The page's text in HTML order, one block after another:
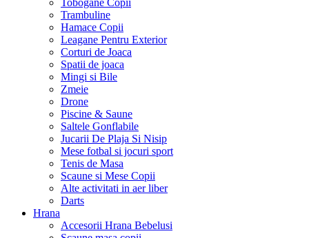
Tobogane Copii
Trambuline
Hamace Copii
Leagane Pentru Exterior
Corturi de Joaca
Spatii de joaca
Mingi si Bile
Zmeie
Drone
Piscine & Saune
Saltele Gonflabile
Jucarii De Plaja Si Nisip
Mese fotbal si jocuri sport
Tenis de Masa
Scaune si Mese Copii
Alte activitati in aer liber
Darts
Hrana
Accesorii Hrana Bebelusi